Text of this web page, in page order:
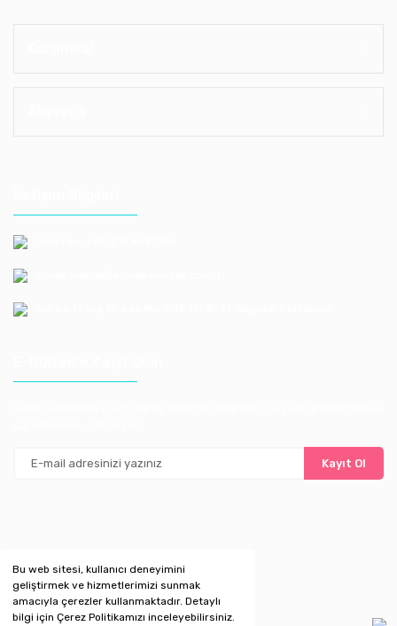
Bu web sitesi, kullanıcı deneyimini
geliştirmek ve hizmetlerimizi sunmak
amacıyla çerezler kullanmaktadır. Detaylı
bilgi için Çerez Politikamızı inceleyebilirsiniz.
Kayıt Ol